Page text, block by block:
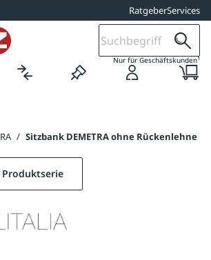
RatgeberServices
Nur für Geschäftskunden1
/ Sitzbank DEMETRA ohne Rückenlehne